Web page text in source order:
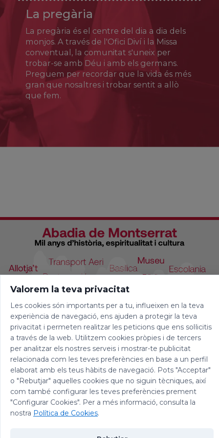
per Aureli Prudenci: «Sempre serà una glòria
per Alcalà el tenir a la seva falda la sang de
Just amb la de Pastor». El culte dels germans
s’estengué aviat a tota la litúrgia hispànica.
La pregària
La pregària és el centre del dia a dia dels
monjos. A través de l'Ofici Diví i la Missa
conventual, la comunitat s'uneix per
trobar-se amb Déu i amb els germans.
Preguem per recordar que la vida és més
gran que nosaltres i trobar sentit a allò
que fem.
Avís legal|Política de privacitat
Valorem la teva privacitat
Les cookies són importants per a tu, influeixen en la teva
experiència de navegació, ens ajuden a protegir la teva
privacitat i permeten realitzar les peticions que ens sol·licitis
a través de la web. Utilitzem cookies pròpies i de tercers
per analitzar els nostres serveis i mostrar-te publicitat
relacionada com les teves preferències en base a un perfil
elaborat amb els teus hàbits de navegació. Pots "Acceptar"
o "Rebutjar" aquelles cookies que no siguin tècniques, així
com també configurar les teves preferències prement
"Configurar Cookies". Per a més informació, consulta la
nostra Política de Cookies.